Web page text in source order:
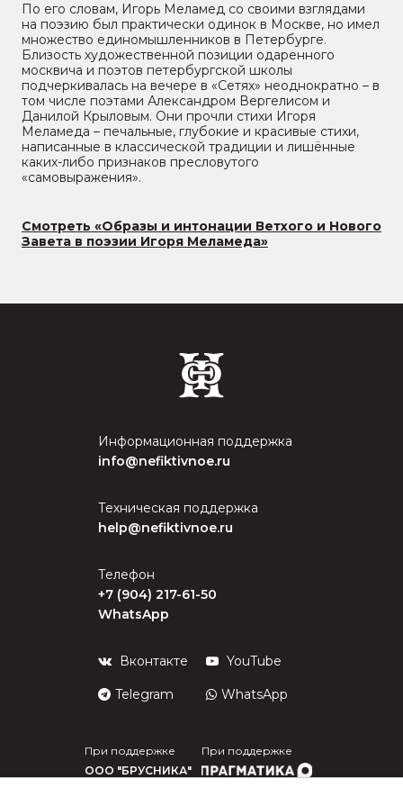
По его словам, Игорь Меламед со своими взглядами
на поэзию был практически одинок в Москве, но имел
множество единомышленников в Петербурге.
Близость художественной позиции одаренного
москвича и поэтов петербургской школы
подчеркивалась на вечере в «Сетях» неоднократно – в
том числе поэтами Александром Вергелисом и
Данилой Крыловым. Они прочли стихи Игоря
Меламеда – печальные, глубокие и красивые стихи,
написанные в классической традиции и лишённые
каких-либо признаков пресловутого
«самовыражения».
Смотреть «Образы и интонации Ветхого и Нового
Завета в поэзии Игоря Меламеда»
Информационная поддержка
info@nefiktivnoe.ru
Техническая поддержка
help@nefiktivnoe.ru
Телефон
+7 (904) 217-61-50
WhatsApp
Вконтакте YouTube
Telegram WhatsApp
При поддержке
ООО "БРУСНИКА"
При поддержке